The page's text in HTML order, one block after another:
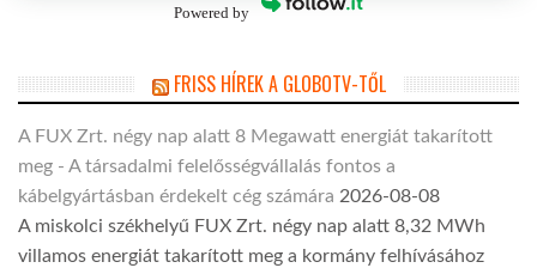
Powered by
FRISS HÍREK A GLOBOTV-TŐL
A FUX Zrt. négy nap alatt 8 Megawatt energiát takarított
meg - A társadalmi felelősségvállalás fontos a
kábelgyártásban érdekelt cég számára 2026-08-08
A miskolci székhelyű FUX Zrt. négy nap alatt 8,32 MWh
villamos energiát takarított meg a kormány felhívásához